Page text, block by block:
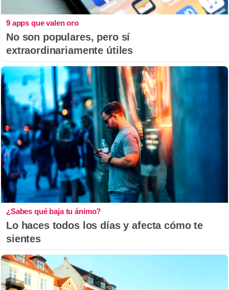
9 apps que valen oro
No son populares, pero sí
extraordinariamente útiles
¿Sabes qué baja tu ánimo?
Lo haces todos los días y afecta cómo te
sientes